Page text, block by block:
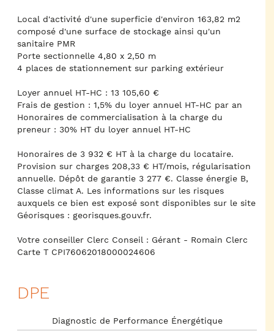
Local d'activité d'une superficie d'environ 163,82 m2
composé d'une surface de stockage ainsi qu'un
sanitaire PMR
Porte sectionnelle 4,80 x 2,50 m
4 places de stationnement sur parking extérieur
Loyer annuel HT-HC : 13 105,60 €
Frais de gestion : 1,5% du loyer annuel HT-HC par an
Honoraires de commercialisation à la charge du
preneur : 30% HT du loyer annuel HT-HC
Honoraires de 3 932 € HT à la charge du locataire.
Provision sur charges 208,33 € HT/mois, régularisation
annuelle. Dépôt de garantie 3 277 €. Classe énergie B,
Classe climat A. Les informations sur les risques
auxquels ce bien est exposé sont disponibles sur le site
Géorisques : georisques.gouv.fr.
Votre conseiller Clerc Conseil : Gérant - Romain Clerc
Carte T CPI76062018000024606
DPE
Diagnostic de Performance Énergétique